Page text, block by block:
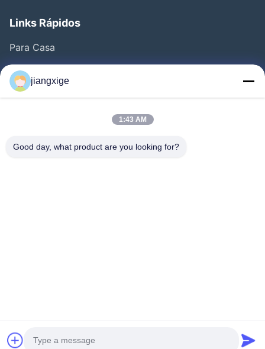
Links Rápidos
Para Casa
Produtos
Sobre Nós
Contacte-Nos
©2021- Shenzhen Chuanglixun Optoelectronic Equipment Co., Ltd.. Todos
jiangxige
1:43 AM
Good day, what product are you looking for?